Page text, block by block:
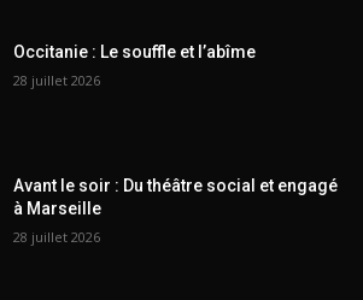
Occitanie : Le souffle et l’abîme
28 juillet 2026
Avant le soir : Du théâtre social et engagé
à Marseille
28 juillet 2026